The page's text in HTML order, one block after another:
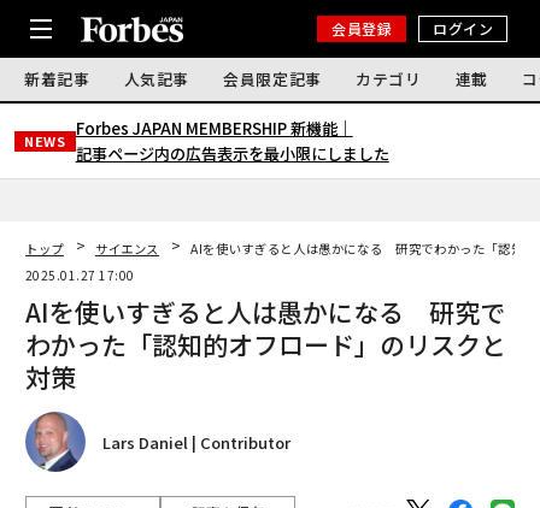
会員登録 ログイン
新着記事 人気記事 会員限定記事 カテゴリ 連載
NEWS
Forbes JAPAN MEMBERSHIP 新機能｜
記事ページ内の広告表示を最小限にしました
トップ サイエンス
AIを使いすぎると人は愚かになる 研究でわかった「認知的
2025.01.27 17:00
AIを使いすぎると人は愚かになる 研究で
わかった「認知的オフロード」のリスクと
対策
Lars Daniel | Contributor